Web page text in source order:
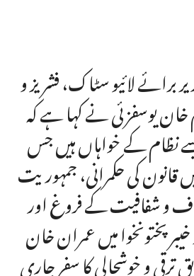
برائے لائیو سٹاک، فشریز و
خان یوسفزئی نے کہا ہے کہ
نظام کے خواہاں ہیں جس
قانون کی حکمرانی، جمہوریت
و شفافیت کے فروغ اور
میں عمران خان
و خوشحالی کا سفر جاری